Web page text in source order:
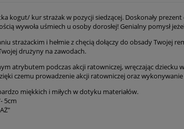
kogut/ kur strażak w pozycji siedzącej. Doskonały
wywoła uśmiech u osoby dorosłej! Genialny pomysł
strażackim i hełmie z chęcią dołączy do obsady Twojej
drużyny na zawodach.
atrybutem podczas akcji ratowniczej, wręczając
czemu prowadzenie akcji ratowniczej oraz
miękkich i miłych w dotyku materiałów.
5cm